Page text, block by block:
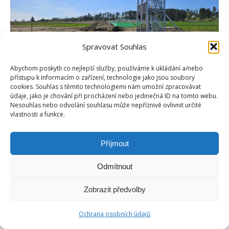
Spravovat Souhlas
Abychom poskytli co nejlepší služby, používáme k ukládání a/nebo
přístupu k informacím o zařízení, technologie jako jsou soubory
cookies. Souhlas s těmito technologiemi nám umožní zpracovávat
údaje, jako je chování při procházení nebo jedinečná ID na tomto webu.
Nesouhlas nebo odvolání souhlasu může nepříznivě ovlivnit určité
vlastnosti a funkce.
Příjmout
Odmítnout
Zobrazit předvolby
Ochrana osobních údajů
Copyright © Weiron Dynamics, s.r.o. |
Footer-menu